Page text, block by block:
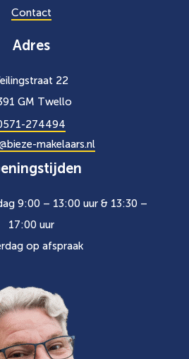
Contact
Adres
22
GM Twello
274494
makelaars.nl
9:00 – 13:00 uur & 13:30 –
17:00 uur
op afspraak